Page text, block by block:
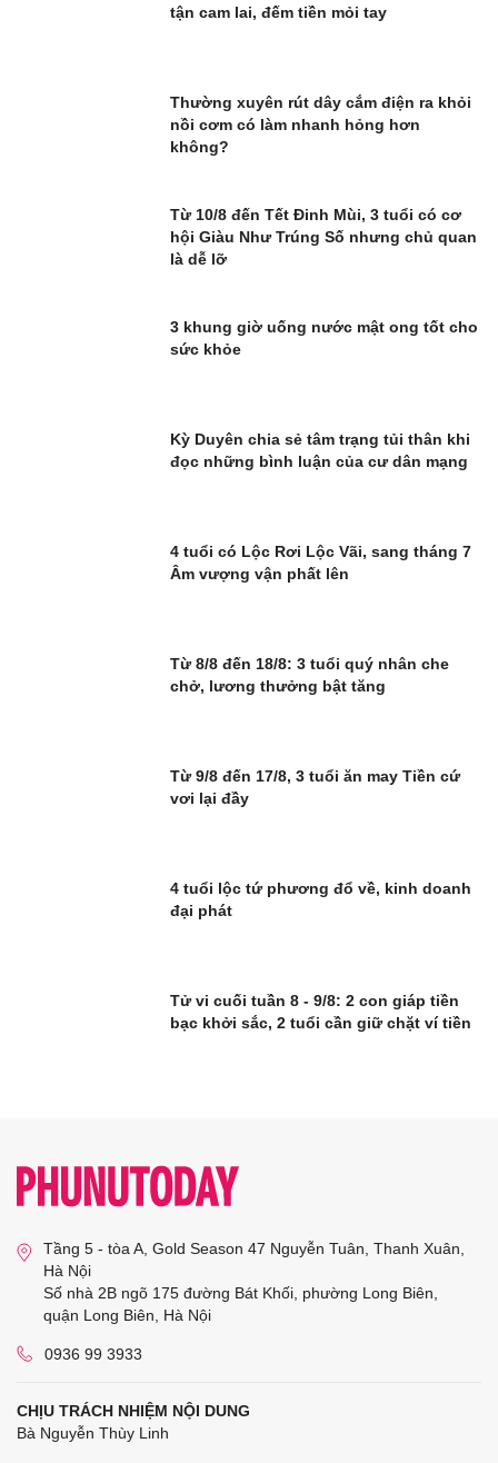
tận cam lai, đếm tiền mỏi tay
Thường xuyên rút dây cắm điện ra khỏi
nồi cơm có làm nhanh hỏng hơn
không?
Từ 10/8 đến Tết Đinh Mùi, 3 tuổi có cơ
hội Giàu Như Trúng Số nhưng chủ quan
là dễ lỡ
3 khung giờ uống nước mật ong tốt cho
sức khỏe
Kỳ Duyên chia sẻ tâm trạng tủi thân khi
đọc những bình luận của cư dân mạng
4 tuổi có Lộc Rơi Lộc Vãi, sang tháng 7
Âm vượng vận phất lên
Từ 8/8 đến 18/8: 3 tuổi quý nhân che
chở, lương thưởng bật tăng
Từ 9/8 đến 17/8, 3 tuổi ăn may Tiền cứ
vơi lại đầy
4 tuổi lộc tứ phương đổ về, kinh doanh
đại phát
Tử vi cuối tuần 8 - 9/8: 2 con giáp tiền
bạc khởi sắc, 2 tuổi cần giữ chặt ví tiền
Tầng 5 - tòa A, Gold Season 47 Nguyễn Tuân, Thanh Xuân,
Hà Nội
Số nhà 2B ngõ 175 đường Bát Khối, phường Long Biên,
quận Long Biên, Hà Nội
0936 99 3933
CHỊU TRÁCH NHIỆM NỘI DUNG
Bà Nguyễn Thùy Linh